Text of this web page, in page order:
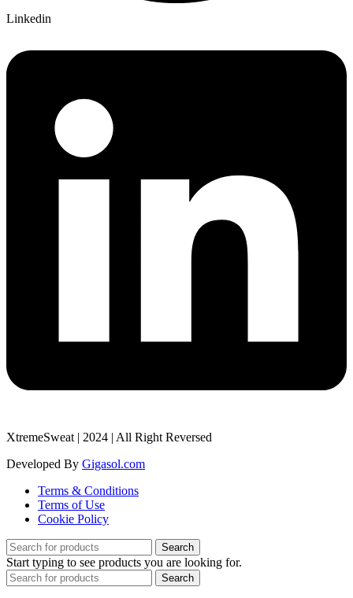
Linkedin
XtremeSweat | 2024 | All Right Reversed
Developed By Gigasol.com
Terms & Conditions
Terms of Use
Cookie Policy
Search
Start typing to see products you are looking for.
Search